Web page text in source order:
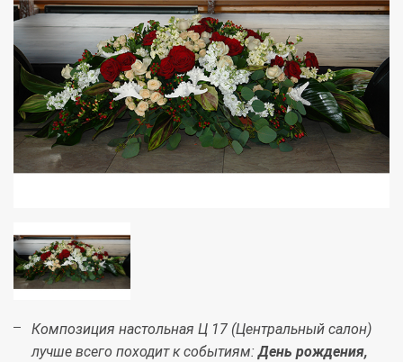
Композиция настольная Ц 17 (Центральный салон)
лучше всего походит к событиям:День рождения,